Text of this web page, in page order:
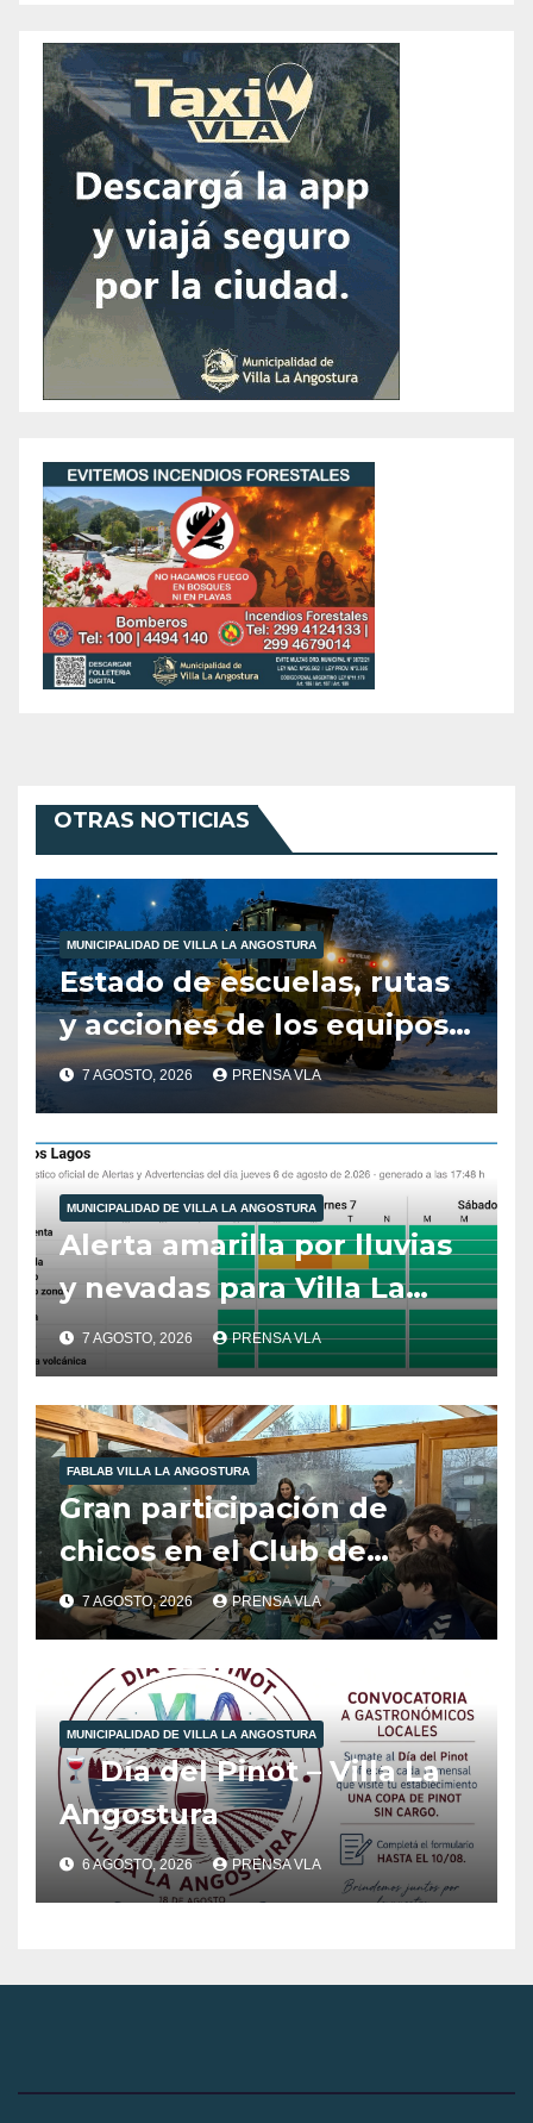
OTRAS NOTICIAS
MUNICIPALIDAD DE VILLA LA ANGOSTURA
Estado de escuelas, rutas
y acciones de los equipos
municipales – Villa La
Angostura – 7 de agosto –
10:00 hs
7 AGOSTO, 2026 PRENSA VLA
MUNICIPALIDAD DE VILLA LA ANGOSTURA
Alerta amarilla por lluvias
y nevadas para Villa La
Angostura.
7 AGOSTO, 2026 PRENSA VLA
FABLAB VILLA LA ANGOSTURA
Gran participación de
chicos en el Club de
Robótica de FabLab
Angostura.
7 AGOSTO, 2026 PRENSA VLA
MUNICIPALIDAD DE VILLA LA ANGOSTURA
Día del Pinot – Villa La
Angostura
6 AGOSTO, 2026 PRENSA VLA